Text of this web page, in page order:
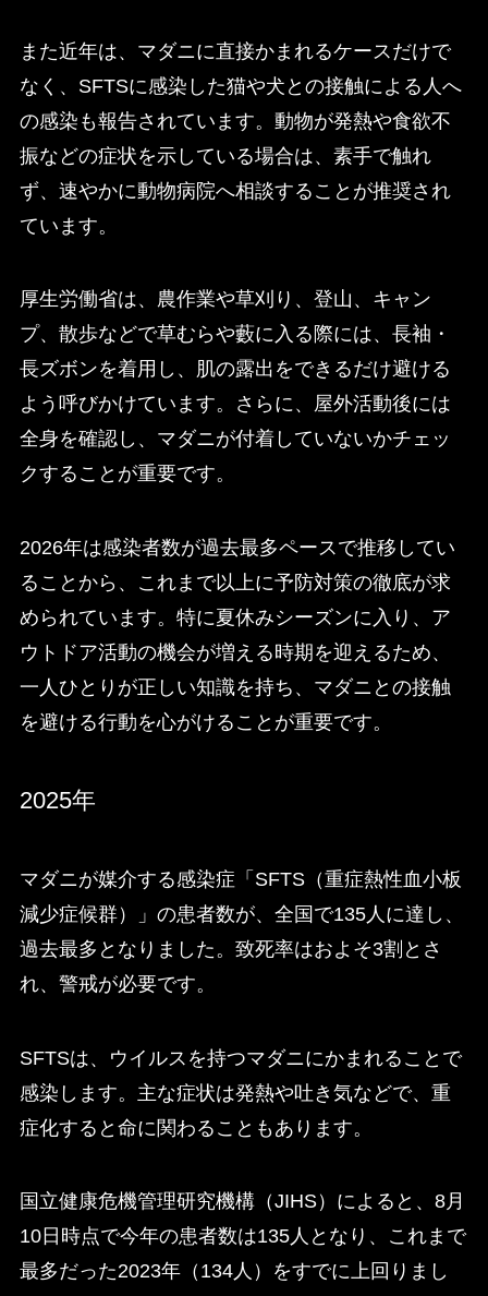
また近年は、マダニに直接かまれるケースだけで
なく、SFTSに感染した猫や犬との接触による人へ
の感染も報告されています。動物が発熱や食欲不
振などの症状を示している場合は、素手で触れ
ず、速やかに動物病院へ相談することが推奨され
ています。
厚生労働省は、農作業や草刈り、登山、キャン
プ、散歩などで草むらや藪に入る際には、長袖・
長ズボンを着用し、肌の露出をできるだけ避ける
よう呼びかけています。さらに、屋外活動後には
全身を確認し、マダニが付着していないかチェッ
クすることが重要です。
2026年は感染者数が過去最多ペースで推移してい
ることから、これまで以上に予防対策の徹底が求
められています。特に夏休みシーズンに入り、ア
ウトドア活動の機会が増える時期を迎えるため、
一人ひとりが正しい知識を持ち、マダニとの接触
を避ける行動を心がけることが重要です。
2025年
マダニが媒介する感染症「SFTS（重症熱性血小板
減少症候群）」の患者数が、全国で135人に達し、
過去最多となりました。致死率はおよそ3割とさ
れ、警戒が必要です。
SFTSは、ウイルスを持つマダニにかまれることで
感染します。主な症状は発熱や吐き気などで、重
症化すると命に関わることもあります。
国立健康危機管理研究機構（JIHS）によると、8月
10日時点で今年の患者数は135人となり、これまで
最多だった2023年（134人）をすでに上回りまし